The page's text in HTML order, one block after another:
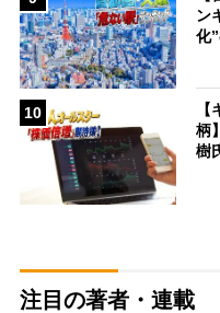
ン
化
10
柄
樹
注目の著者・連載